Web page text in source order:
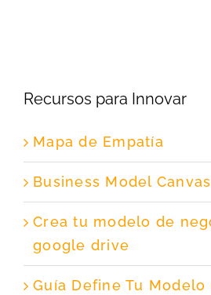
Recursos para Innovar
Mapa de Empatía
Business Model Canvas
Crea tu modelo de
google drive
Guía Define Tu